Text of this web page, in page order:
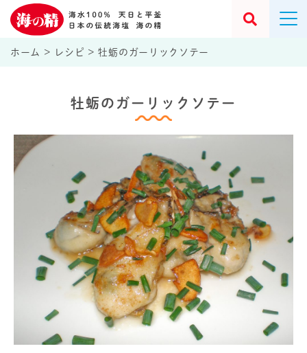
ホーム > レシピ >牡蛎のガーリックソテー
牡蛎のガーリックソテー